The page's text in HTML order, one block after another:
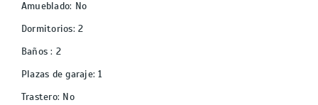
Amueblado: No
Dormitorios: 2
Baños: 2
Plazas de garaje: 1
Trastero: No